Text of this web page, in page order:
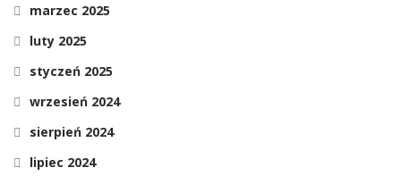
marzec 2025
luty 2025
styczeń 2025
wrzesień 2024
sierpień 2024
lipiec 2024